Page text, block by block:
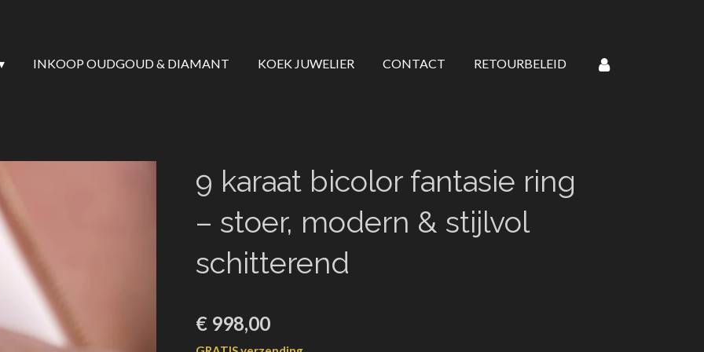
INKOOP OUDGOUD & DIAMANT KOEK JUWELIER CONTACT RETOURBELEID
9 karaat bicolor fantasie ring
– stoer, modern & stijlvol
schitterend
€ 998,00